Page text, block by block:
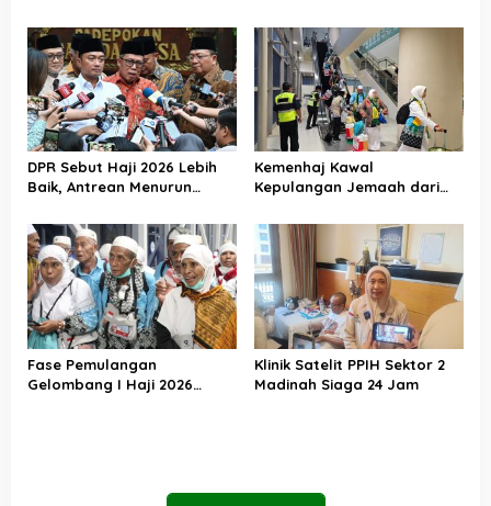
DPR Sebut Haji 2026 Lebih
Baik, Antrean Menurun
Kemenhaj Kawal
Kepulangan Jemaah dari
Akan Didistribusikan di
Tanah Air
Fase Pemulangan
Gelombang I Haji 2026
Klinik Satelit PPIH Sektor 2
Madinah Siaga 24 Jam